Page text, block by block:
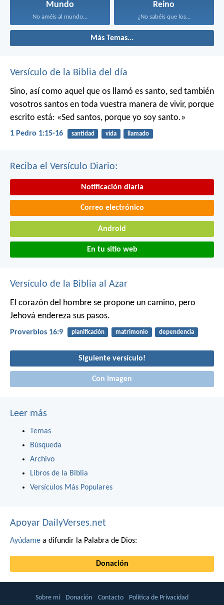
Mundo
No améis al mundo...
Reino
¿No sabéis que los...
Más Temas...
Versículo de la Biblia del día
Sino, así como aquel que os llamó es santo, sed también
vosotros santos en toda vuestra manera de vivir, porque
escrito está: «Sed santos, porque yo soy santo.»
1 Pedro 1:15-16 santidad vida llamado
Reciba el Versículo Diario:
Notificación diaria
Correo electrónico
Android
En tu sitio web
Versículo de la Biblia al Azar
El corazón del hombre se propone un camino, pero
Jehová endereza sus pasos.
Proverbios 16:9 planificación matrimonio dependencia
Siguiente versículo!
Con imagen
Leer más
Temas
Búsqueda
Archivo
Libros de la Biblia
Versículos Más Populares
Apoyar DailyVerses.net
Ayúdame a difundir la Palabra de Dios:
Donación
Sobre mí Donación Contacto Política de Privacidad